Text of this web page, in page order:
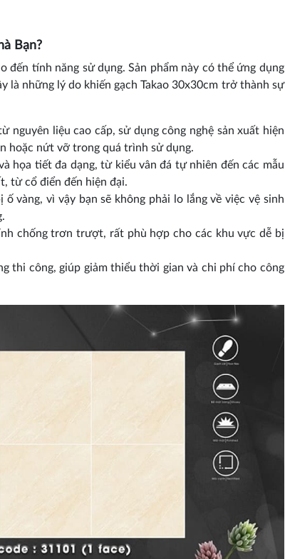
Bạn?
tính năng sử dụng. Sản phẩm này có thể ứng dụng
là những lý do khiến gạch Takao 30x30cm trở thành sự
nguyên liệu cao cấp, sử dụng công nghệ sản xuất hiện
hoặc nứt vỡ trong quá trình sử dụng.
họa tiết đa dạng, từ kiểu vân đá tự nhiên đến các mẫu
từ cổ điển đến hiện đại.
vàng, vì vậy bạn sẽ không phải lo lắng về việc vệ sinh
chống trơn trượt, rất phù hợp cho các khu vực dễ bị
thi công, giúp giảm thiểu thời gian và chi phí cho công